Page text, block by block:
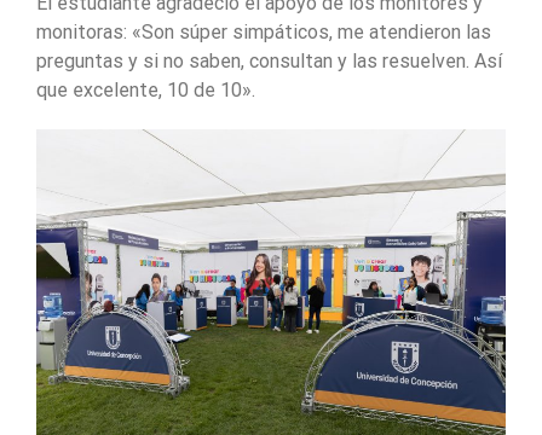
monitoras: «Son súper simpáticos, me atendieron las
preguntas y si no saben, consultan y las resuelven. Así
que excelente, 10 de 10».